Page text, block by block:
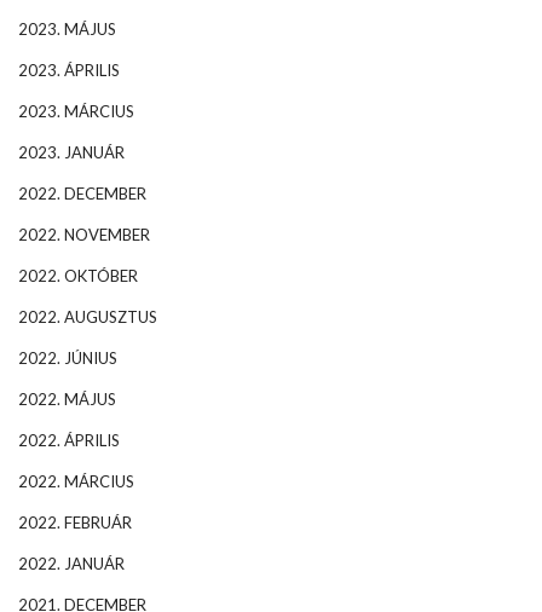
2023. MÁJUS
2023. ÁPRILIS
2023. MÁRCIUS
2023. JANUÁR
2022. DECEMBER
2022. NOVEMBER
2022. OKTÓBER
2022. AUGUSZTUS
2022. JÚNIUS
2022. MÁJUS
2022. ÁPRILIS
2022. MÁRCIUS
2022. FEBRUÁR
2022. JANUÁR
2021. DECEMBER